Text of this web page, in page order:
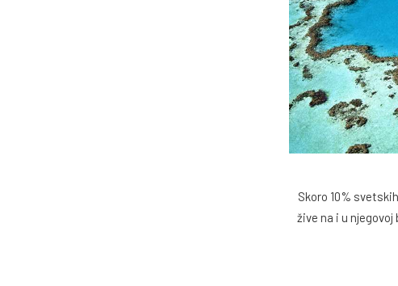
Skoro 10%
žive na i u